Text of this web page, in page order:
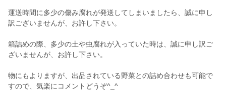
運送時間に多少の傷み腐れが発送してしまいましたら、誠に申し
訳ございませんが、お許し下さい。
箱詰めの際、多少の土や虫腐れが入っていた時は、誠に申し訳ご
ざいませんが、お許し下さい。
物にもよりますが、出品されている野菜との詰め合わせも可能で
すので、気楽にコメントどうぞ^_^